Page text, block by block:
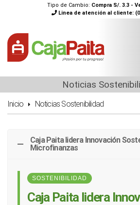
Tipo de Cambio: Compra S/. 3.3 -
Linea de atención al cliente:
Noticias
Inicio Noticias Sostenibilidad
Caja Paita lidera Innovación
Microfinanzas
SOSTENIBILIDAD
Caja Paita lidera